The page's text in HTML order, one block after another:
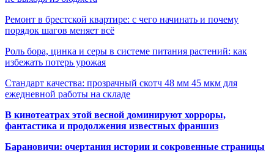
Ремонт в брестской квартире: с чего начинать и почему
порядок шагов меняет всё
Роль бора, цинка и серы в системе питания растений: как
избежать потерь урожая
Стандарт качества: прозрачный скотч 48 мм 45 мкм для
ежедневной работы на складе
В кинотеатрах этой весной доминируют хорроры,
фантастика и продолжения известных франшиз
Барановичи: очертания истории и сокровенные страницы